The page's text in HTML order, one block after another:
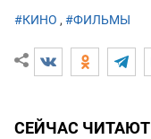
#КИНО , #ФИЛЬМЫ
СЕЙЧАС ЧИТАЮТ